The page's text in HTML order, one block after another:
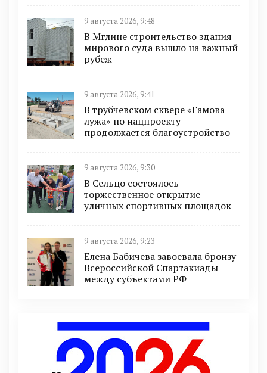
9 августа 2026, 9:48
В Мглине строительство здания
мирового суда вышло на важный
рубеж
9 августа 2026, 9:41
В трубчевском сквере «Гамова
лужа» по нацпроекту
продолжается благоустройство
9 августа 2026, 9:30
В Сельцо состоялось
торжественное открытие
уличных спортивных площадок
9 августа 2026, 9:23
Елена Бабичева завоевала бронзу
Всероссийской Спартакиады
между субъектами РФ